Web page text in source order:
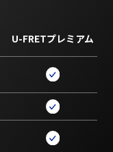
U-FRETプレミアム